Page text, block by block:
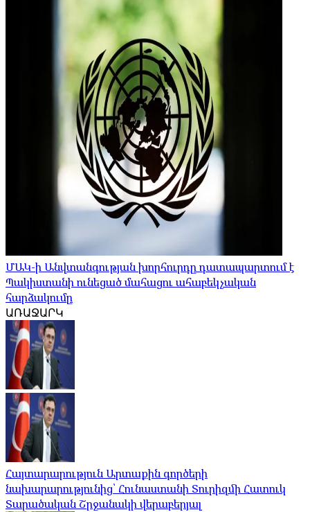
ՄԱԿ-ի Անվտանգության խորհուրդը դատապարտում է
Պակիստանի ունեցած մահացու ահաբեկչական
հարձակումը
ԱՌԱՋԱՐԿ
Հայտարարություն Արտաքին գործերի
նախարարությունից՝ Հունաստանի Տուրիզմի Հատուկ
Տարածական Շրջանակի վերաբերյալ